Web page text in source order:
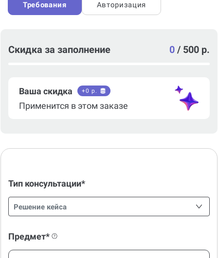
Требования Авторизация
Скидка за заполнение 0 / 500 р.
Ваша скидка +0 р.
Применится в этом заказе
Тип консультации*
Решение кейса
Предмет*